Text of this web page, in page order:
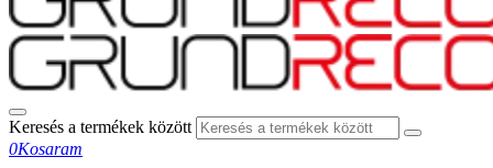
Keresés a termékek között
0Kosaram